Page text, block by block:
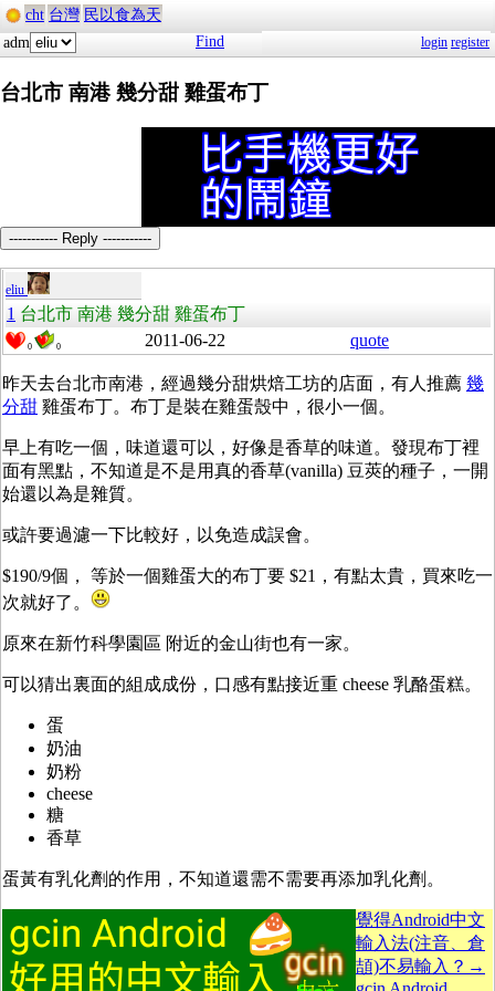
cht 台灣 民以食為天
adm
Find login register
台北市 南港 幾分甜 雞蛋布丁
----------- Reply -----------
eliu
1 台北市 南港 幾分甜 雞蛋布丁
0 0 2011-06-22 quote
昨天去台北市南港，經過幾分甜烘焙工坊的店面，有人推薦 幾
分甜 雞蛋布丁。布丁是裝在雞蛋殼中，很小一個。
早上有吃一個，味道還可以，好像是香草的味道。發現布丁裡
面有黑點，不知道是不是用真的香草(vanilla) 豆莢的種子，一開
始還以為是雜質。
或許要過濾一下比較好，以免造成誤會。
$190/9個， 等於一個雞蛋大的布丁要 $21，有點太貴，買來吃一
次就好了。
原來在新竹科學園區 附近的金山街也有一家。
可以猜出裏面的組成成份，口感有點接近重 cheese 乳酪蛋糕。
蛋
奶油
奶粉
cheese
糖
香草
蛋黃有乳化劑的作用，不知道還需不需要再添加乳化劑。
覺得Android中文
輸入法(注音、倉
頡)不易輸入？→